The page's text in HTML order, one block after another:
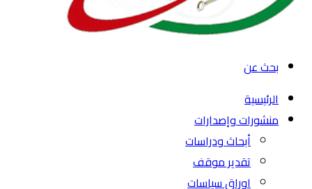
بحث عن
الرئيسية
منشورات وإصدارات
أبحاث ودراسات
تقدير موقف
اوراق سياسات